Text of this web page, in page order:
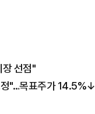
장 선점"
정"…목표주가 14.5%↓